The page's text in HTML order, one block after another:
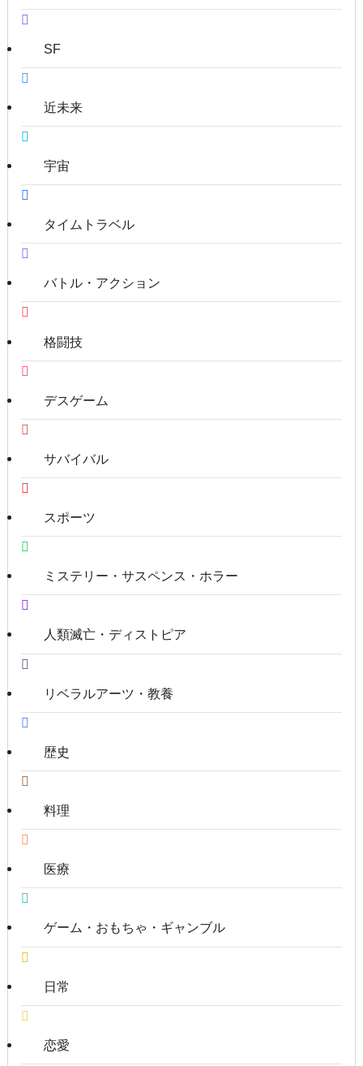
SF
近未来
宇宙
タイムトラベル
バトル・アクション
格闘技
デスゲーム
サバイバル
スポーツ
ミステリー・サスペンス・ホラー
人類滅亡・ディストピア
リベラルアーツ・教養
歴史
料理
医療
ゲーム・おもちゃ・ギャンブル
日常
恋愛